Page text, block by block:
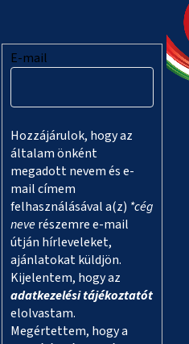
E-mail
Hozzájárulok, hogy az
általam önként
megadott nevem és e-
mail címem
felhasználásával a(z) *cég
neverészemre e-mail
útján hírleveleket,
ajánlatokat küldjön.
Kijelentem, hogy az
adatkezelési tájékoztatót
elolvastam.
Megértettem, hogy a